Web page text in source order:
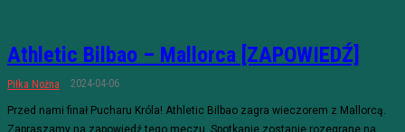
Athletic Bilbao – Mallorca [ZAPOWIEDŹ]
Piłka Nożna 2024-04-06
Przed nami finał Pucharu Króla! Athletic Bilbao zagra wieczorem z Mallorcą.
Zapraszamy na zapowiedź tego meczu. Spotkanie zostanie rozegrane na